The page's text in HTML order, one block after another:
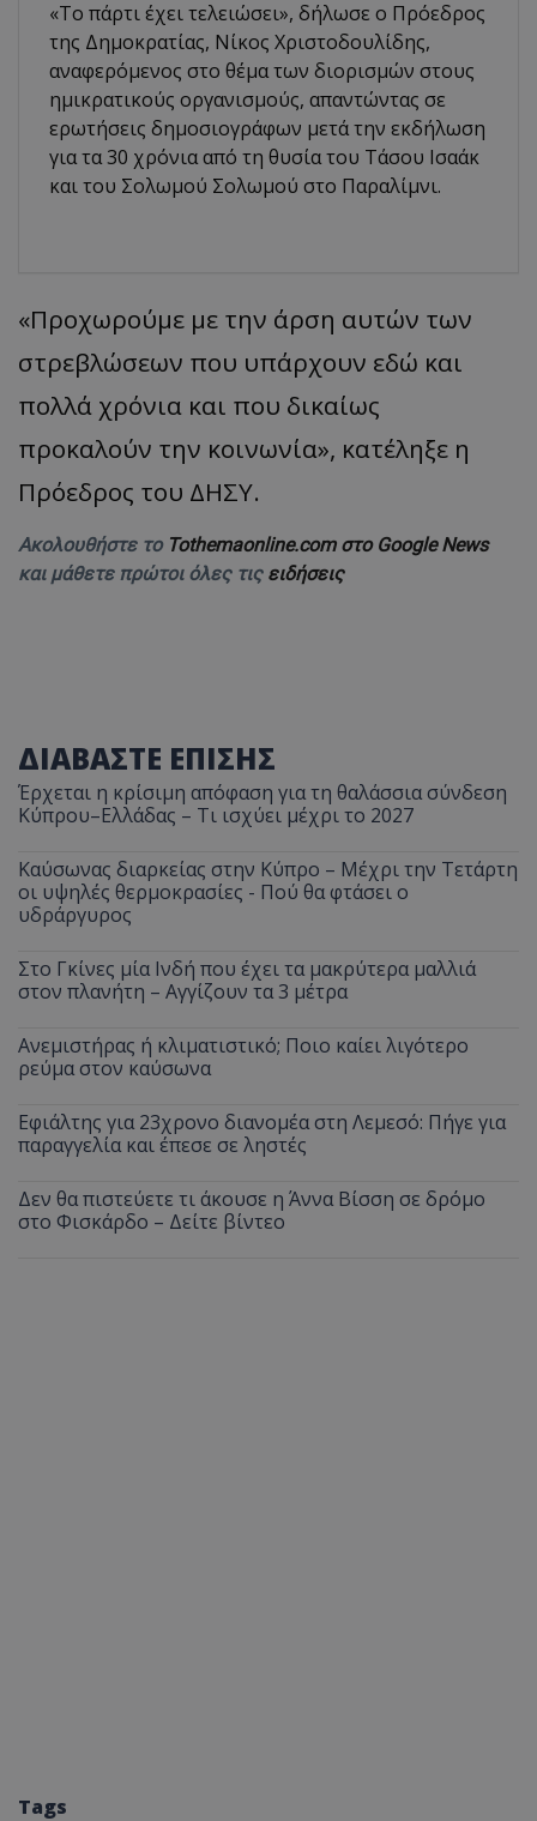
«Το πάρτι έχει τελειώσει», δήλωσε ο Πρόεδρος
της Δημοκρατίας, Νίκος Χριστοδουλίδης,
αναφερόμενος στο θέμα των διορισμών στους
ημικρατικούς οργανισμούς, απαντώντας σε
ερωτήσεις δημοσιογράφων μετά την εκδήλωση
για τα 30 χρόνια από τη θυσία του Τάσου Ισαάκ
και του Σολωμού Σολωμού στο Παραλίμνι.
«Προχωρούμε με την άρση αυτών των
στρεβλώσεων που υπάρχουν εδώ και
πολλά χρόνια και που δικαίως
προκαλούν την κοινωνία», κατέληξε η
Πρόεδρος του ΔΗΣΥ.
Ακολουθήστε το Tothemaonline.com στο Google News
και μάθετε πρώτοι όλες τις ειδήσεις
ΔΙΑΒΑΣΤΕ ΕΠΙΣΗΣ
Έρχεται η κρίσιμη απόφαση για τη θαλάσσια σύνδεση
Κύπρου–Ελλάδας – Τι ισχύει μέχρι το 2027
Καύσωνας διαρκείας στην Κύπρο – Μέχρι την Τετάρτη
οι υψηλές θερμοκρασίες - Πού θα φτάσει ο
υδράργυρος
Στο Γκίνες μία Ινδή που έχει τα μακρύτερα μαλλιά
στον πλανήτη – Αγγίζουν τα 3 μέτρα
Ανεμιστήρας ή κλιματιστικό; Ποιο καίει λιγότερο
ρεύμα στον καύσωνα
Εφιάλτης για 23χρονο διανομέα στη Λεμεσό: Πήγε για
παραγγελία και έπεσε σε ληστές
Δεν θα πιστεύετε τι άκουσε η Άννα Βίσση σε δρόμο
στο Φισκάρδο – Δείτε βίντεο
Tags